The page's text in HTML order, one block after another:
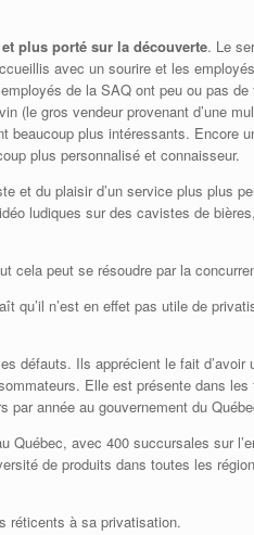
plus porté sur la découverte. Le
avec un sourire et les
de la SAQ ont peu ou pas
(le gros vendeur provenant d’une
beaucoup plus intéressants. Encore
plus personnalisé et connaisseur.
et du plaisir d’un service plus plus
ludiques sur des cavistes de
cela peut se résoudre par la
qu’il n’est en effet pas utile de
défauts. Ils apprécient le fait
Elle est présente dans
par année au gouvernement du
Québec, avec 400 succursales sur
de produits dans toutes les
réticents à sa privatisation.